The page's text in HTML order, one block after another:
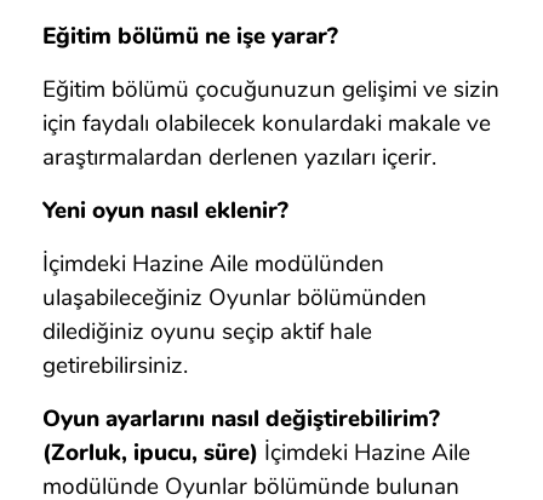
Eğitim bölümü ne işe yarar?
Eğitim bölümü çocuğunuzun gelişimi ve sizin
için faydalı olabilecek konulardaki makale ve
araştırmalardan derlenen yazıları içerir.
Yeni oyun nasıl eklenir?
İçimdeki Hazine Aile modülünden
ulaşabileceğiniz Oyunlar bölümünden
dilediğiniz oyunu seçip aktif hale
getirebilirsiniz.
Oyun ayarlarını nasıl değiştirebilirim?
(Zorluk, ipucu, süre) İçimdeki Hazine Aile
modülünde Oyunlar bölümünde bulunan